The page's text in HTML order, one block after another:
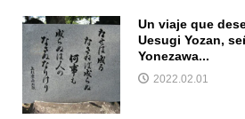
Un viaje que
Uesugi Yozan,
Yonezawa...
2022.02.01